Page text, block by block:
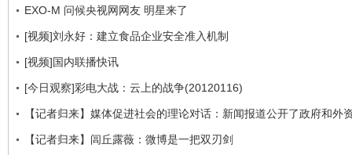
EXO-M 问候央视网网友 明星来了
[视频]刘永好：建立食品企业安全准入机制
[视频]国内联播快讯
[今日观察]彩电大战：云上的战争(20120116)
【记者归来】媒体促进社会的理论对话：新闻报道公开了政府和外
【记者归来】闾丘露薇：微博是一把双刃剑